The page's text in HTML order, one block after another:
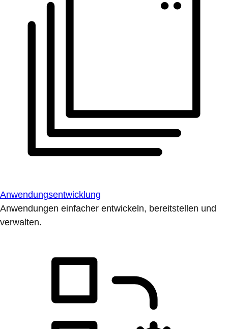
Anwendungsentwicklung
Anwendungen einfacher entwickeln, bereitstellen und
verwalten.